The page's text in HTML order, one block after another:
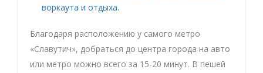
воркаута и отдыха.
Благодаря расположению у самого метро
«Славутич», добраться до центра города на авто
или метро можно всего за 15-20 минут. В пешей